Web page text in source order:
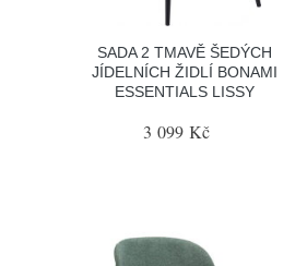
SADA 2 TMAVĚ ŠEDÝCH
JÍDELNÍCH ŽIDLÍ BONAMI
ESSENTIALS LISSY
3 099 Kč